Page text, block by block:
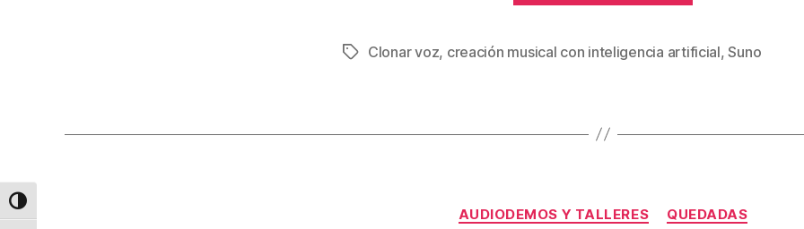
ALTERNAR ALTO CONTRASTE
en
empleando
voz
Etiquetas
Clonar voz, creación musical con inteligencia artificial,Suno
Categorías
AUDIODEMOS Y TALLERES QUEDADAS